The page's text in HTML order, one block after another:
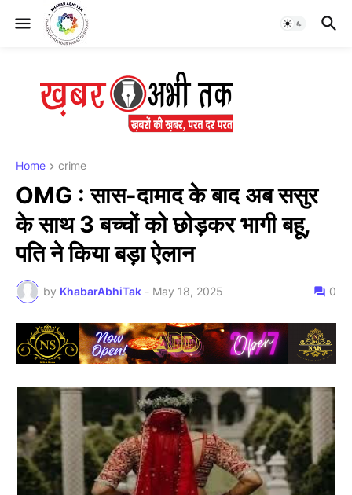
Home crime
OMG : सास-दामाद के बाद अब ससुर
के साथ 3 बच्चों को छोड़कर भागी बहू,
पति ने किया बड़ा ऐलान
by KhabarAbhiTak - May 18, 2025 0